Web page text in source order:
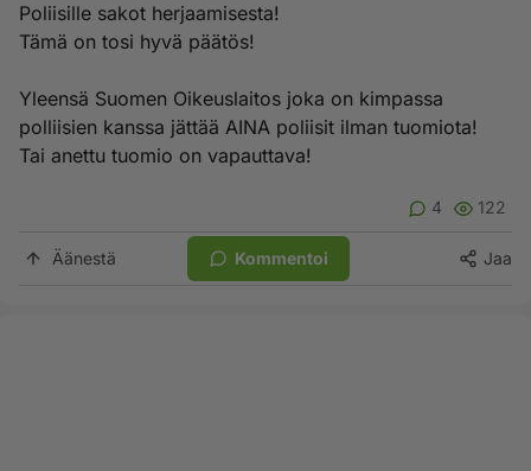
Poliisille sakot herjaamisesta!
Tämä on tosi hyvä päätös!
Yleensä Suomen Oikeuslaitos joka on kimpassa
polliisien kanssa jättää AINA poliisit ilman tuomiota!
Tai anettu tuomio on vapauttava!
4 122
Äänestä Kommentoi Jaa